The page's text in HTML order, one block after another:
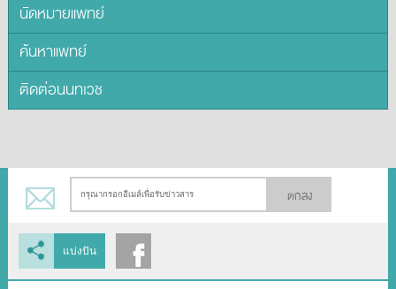
นัดหมายแพทย์
ค้นหาแพทย์
ติดต่อนนทเวช
ตกลง
แบ่งปัน